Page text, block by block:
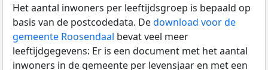
Het aantal inwoners per leeftijdsgroep is bepaald op
basis van de postcodedata. Dedownload voor de
gemeente Roosendaal bevat veel meer
leeftijdgegevens: Er is een document met het aantal
inwoners in de gemeente per levensjaar en met een